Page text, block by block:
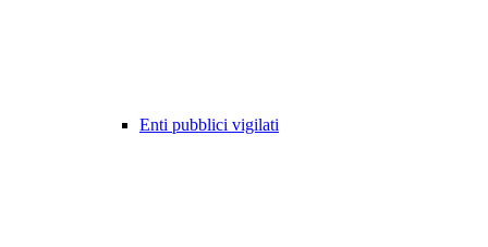
Enti pubblici vigilati